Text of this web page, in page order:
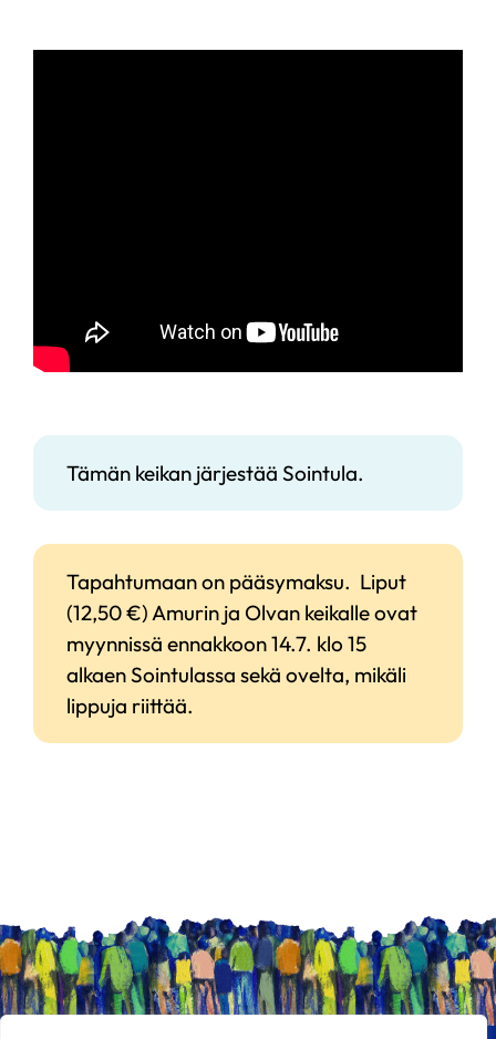
Tämän keikan järjestää Sointula.
Tapahtumaan on pääsymaksu. Liput
(12,50 €) Amurin ja Olvan keikalle ovat
myynnissä ennakkoon 14.7. klo 15
alkaen Sointulassa sekä ovelta, mikäli
lippuja riittää.